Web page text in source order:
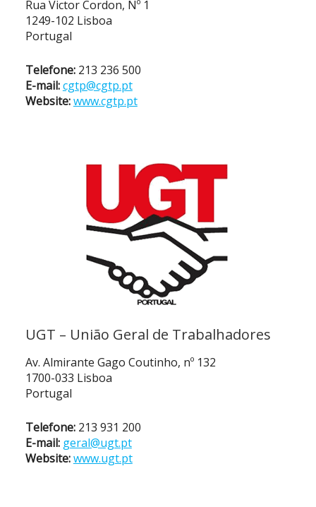
Rua Victor Cordon, Nº 1
1249-102 Lisboa
Portugal
Telefone:213 236 500
E-mail:cgtp@cgtp.pt
Website:www.cgtp.pt
UGT – União Geral de Trabalhadores
Av. Almirante Gago Coutinho, nº 132
1700-033 Lisboa
Portugal
Telefone:213 931 200
E-mail: geral@ugt.pt
Website:www.ugt.pt